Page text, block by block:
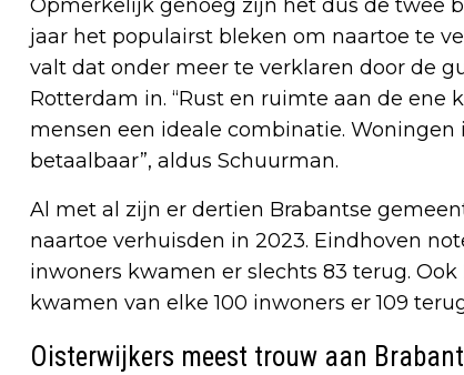
Opmerkelijk genoeg zijn het dus de twee
jaar het populairst bleken om naartoe te
valt dat onder meer te verklaren door de
Rotterdam in. “Rust en ruimte aan de ene
mensen een ideale combinatie.
betaalbaar”, aldus Schuurman.
Al met al zijn er dertien Brabantse
naartoe verhuisden in 2023. Eindhoven
inwoners kwamen er slechts 83 terug.
kwamen van elke 100 inwoners er 109
Oisterwijkers meest trouw aan Brabant